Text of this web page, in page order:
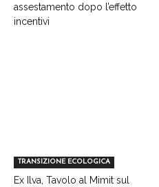
assestamento dopo l’effetto
incentivi
TRANSIZIONE ECOLOGICA
Ex Ilva, Tavolo al Mimit sul